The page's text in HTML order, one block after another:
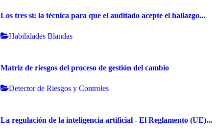
Los tres sí: la técnica para que el auditado acepte el hallazgo...
Habilidades Blandas
Matriz de riesgos del proceso de gestión del cambio
Detector de Riesgos y Controles
La regulación de la inteligencia artificial - El Reglamento (UE)...